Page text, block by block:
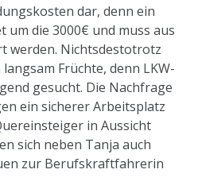
dar, denn ein
um die 3000€ und muss aus
werden. Nichtsdestotrotz
Früchte, denn LKW-
gesucht. Die Nachfrage
ein sicherer Arbeitsplatz
in Aussicht
sich neben Tanja auch
zur Berufskraftfahrerin